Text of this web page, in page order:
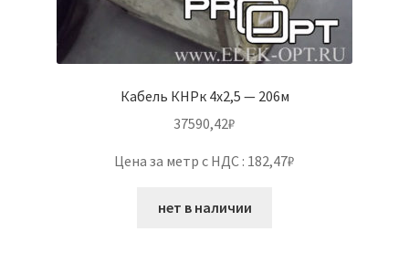
Кабель КНРк 4х2,5 — 206м
37590,42₽
Цена за метр с НДС : 182,47₽
нет в наличии